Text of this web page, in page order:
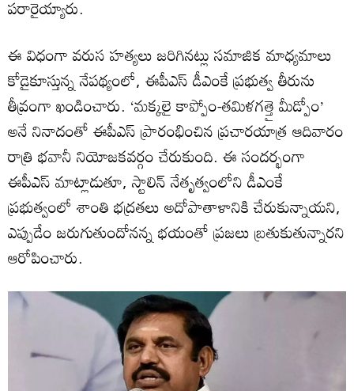
పరారైయ్యారు.
ఈ విధంగా వరుస హత్యలు జరిగినట్లు సమాజిక మాధ్యమాలు
కోడైకూస్తున్న నేపథ్యంలో, ఈపీఎస్‌ డీఎంకే ప్రభుత్వ తీరును
తీవ్రంగా ఖండించారు. ‘మక్కలై కాప్పోం-తమిళగత్తై మీడ్పోం’
అనే నినాదంతో ఈపీఎస్‌ ప్రారంభించిన ప్రచారయాత్ర ఆదివారం
రాత్రి భవానీ నియోజకవర్గం చేరుకుంది. ఈ సందర్భంగా
ఈపీఎస్‌ మాట్లాడుతూ, స్టాలిన్‌ నేతృత్వంలోని డీఎంకే
ప్రభుత్వంలో శాంతి భద్రతలు అదోపాతాళానికి చేరుకున్నాయని,
ఎప్పుడేం జరుగుతుందోనన్న భయంతో ప్రజలు బ్రతుకుతున్నారని
ఆరోపించారు.